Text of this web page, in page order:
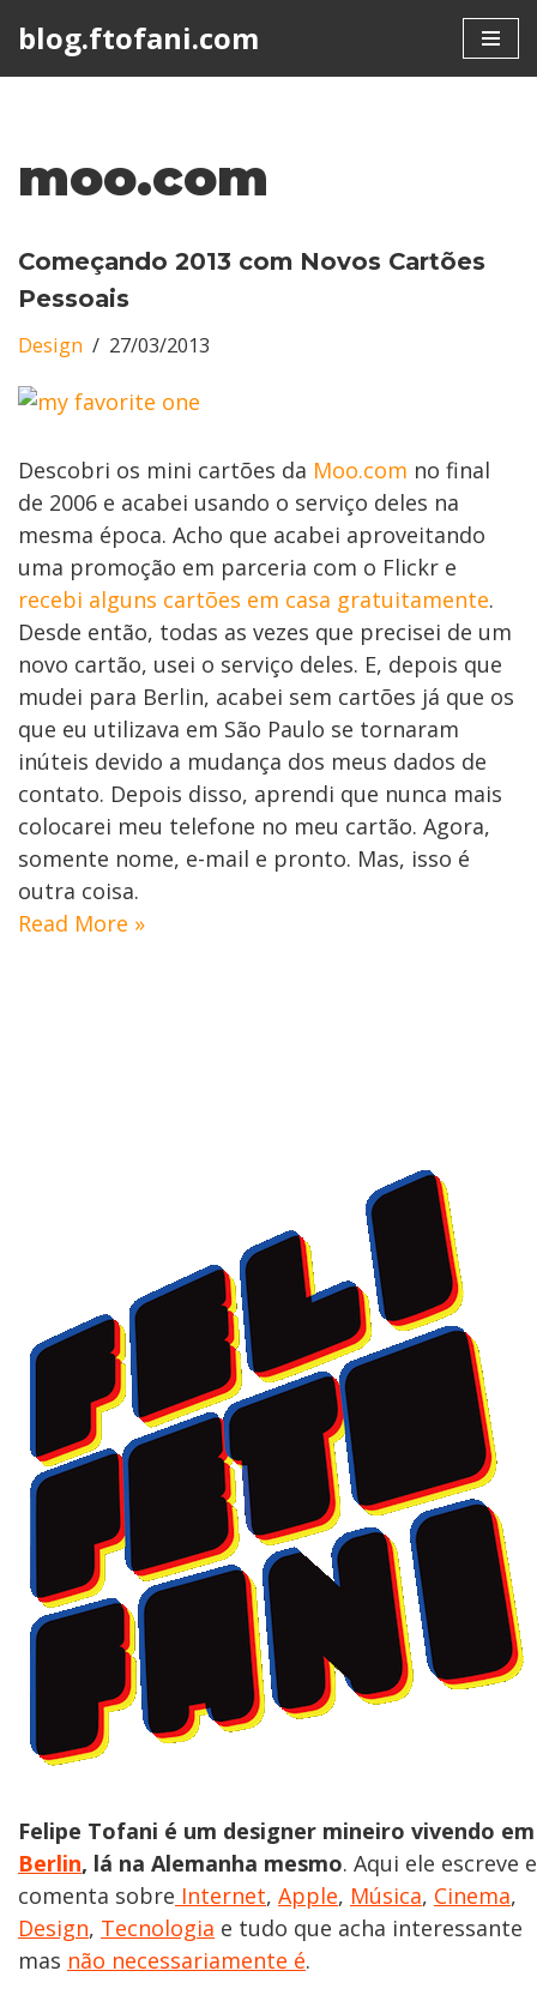
blog.ftofani.com
moo.com
Começando 2013 com Novos Cartões
Pessoais
Design 27/03/2013
Descobri os mini cartões da Moo.com no final
de 2006 e acabei usando o serviço deles na
mesma época. Acho que acabei aproveitando
uma promoção em parceria com o Flickr e
recebi alguns cartões em casa gratuitamente.
Desde então, todas as vezes que precisei de um
novo cartão, usei o serviço deles. E, depois que
mudei para Berlin, acabei sem cartões já que os
que eu utilizava em São Paulo se tornaram
inúteis devido a mudança dos meus dados de
contato. Depois disso, aprendi que nunca mais
colocarei meu telefone no meu cartão. Agora,
somente nome, e-mail e pronto. Mas, isso é
outra coisa.
Read More »
Felipe Tofani é um designer mineiro vivendo em
Berlin, lá na Alemanha mesmo. Aqui ele escreve e
comenta sobre Internet, Apple, Música, Cinema,
Design, Tecnologia e tudo que acha interessante
mas não necessariamente é.